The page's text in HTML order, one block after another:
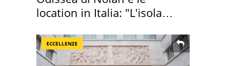
location in Italia: "L'isola
ECCELLENZE